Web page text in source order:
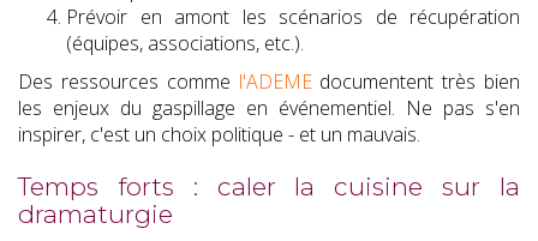
Prévoir en amont les scénarios de récupération
(équipes, associations, etc.).
Des ressources comme l'ADEMEdocumentent très bien
les enjeux du gaspillage en événementiel. Ne pas s'en
inspirer, c'est un choix politique - et un mauvais.
Temps forts : caler la cuisine sur la
dramaturgie